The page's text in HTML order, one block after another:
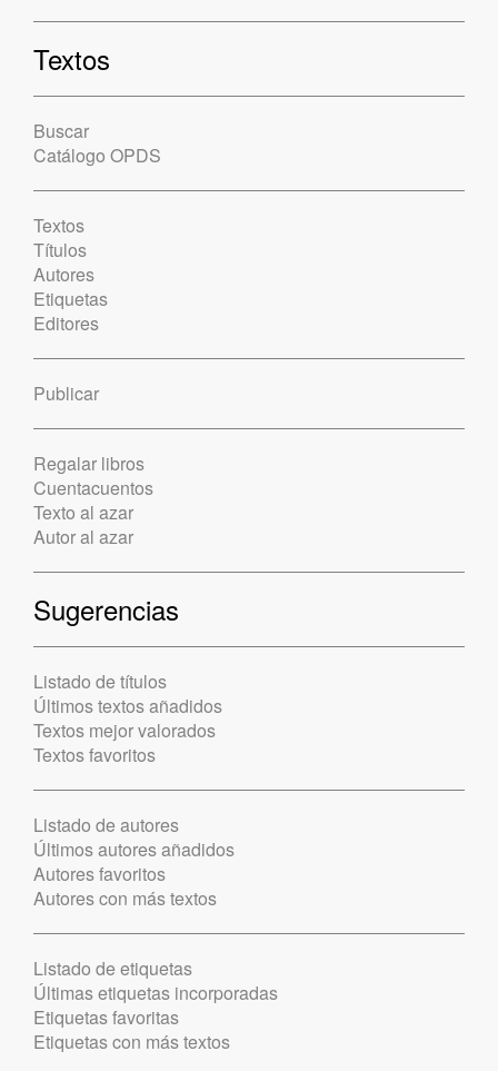
Textos
Buscar
Catálogo OPDS
Textos
Títulos
Autores
Etiquetas
Editores
Publicar
Regalar libros
Cuentacuentos
Texto al azar
Autor al azar
Sugerencias
Listado de títulos
Últimos textos añadidos
Textos mejor valorados
Textos favoritos
Listado de autores
Últimos autores añadidos
Autores favoritos
Autores con más textos
Listado de etiquetas
Últimas etiquetas incorporadas
Etiquetas favoritas
Etiquetas con más textos